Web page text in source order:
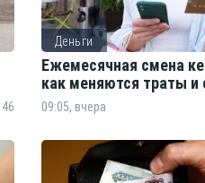
46
Деньги
Ежемесячная смена
как меняются траты и
09:05, вчера